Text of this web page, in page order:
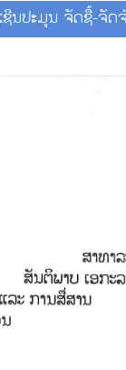
ຊີນປະມູນ ຈັດຊື້-ຈັດ